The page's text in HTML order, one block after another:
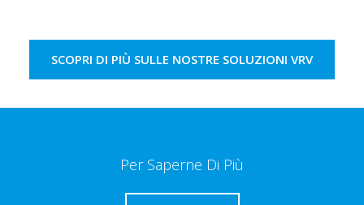
SCOPRI DI PIÙ SULLE NOSTRE SOLUZIONI VRV
Per Saperne Di Più